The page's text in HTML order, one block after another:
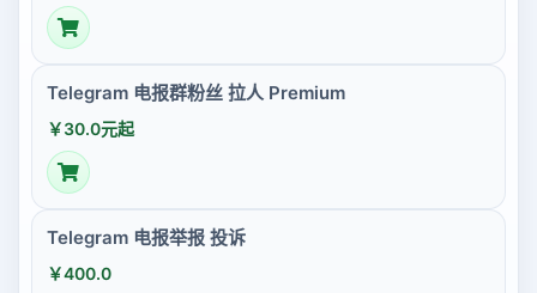
Telegram 电报群粉丝 拉人 Premium
￥30.0元起
Telegram 电报举报 投诉
￥400.0